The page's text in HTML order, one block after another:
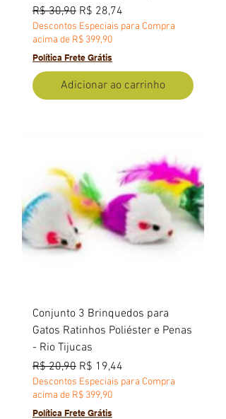
Preço normal
R$ 30,90 Preço promocional
R$ 28,74
Descontos Especiais para Compra
acima de R$ 399,90
Política Frete Grátis
Adicionar ao carrinho
Conjunto 3 Brinquedos para
Gatos Ratinhos Poliéster e Penas
- Rio Tijucas
Preço normal
R$ 20,90 Preço promocional
R$ 19,44
Descontos Especiais para Compra
acima de R$ 399,90
Política Frete Grátis